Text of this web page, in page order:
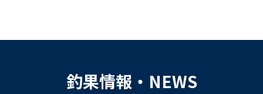
釣果情報・NEWS